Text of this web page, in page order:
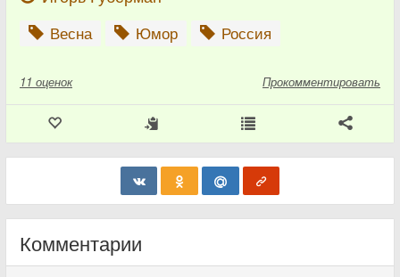
Весна Юмор Россия
11 оценок Прокомментировать
Комментарии